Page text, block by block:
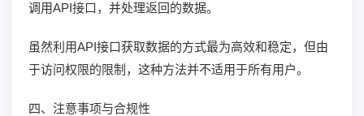
调用API接口，并处理返回的数据。
虽然利用API接口获取数据的方式最为高效和稳定，但由
于访问权限的限制，这种方法并不适用于所有用户。
四、注意事项与合规性